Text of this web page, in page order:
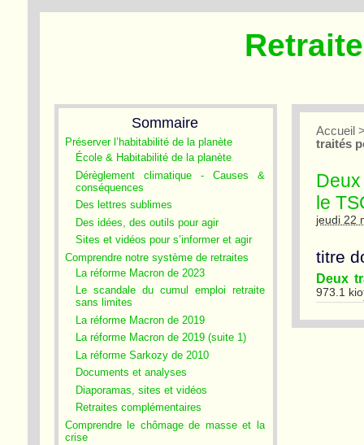
Sommaire
Préserver l’habitabilité de la planète
École & Habitabilité de la planète
Dérèglement climatique - Causes &
conséquences
Des lettres sublimes
Des idées, des outils pour agir
Sites et vidéos pour s’informer et agir
Comprendre notre système de retraites
La réforme Macron de 2023
Le scandale du cumul emploi retraite
sans limites
La réforme Macron de 2019
La réforme Macron de 2019 (suite 1)
La réforme Sarkozy de 2010
Documents et analyses
Diaporamas, sites et vidéos
Retraites complémentaires
Comprendre le chômage de masse et la
crise
Accueil
traités
le
jeudi 22
titre
Deux
973.1 kio